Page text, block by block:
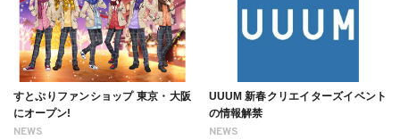
NEWS
すとぷりファンショップ 東京・大阪
にオープン!
NEWS
UUUM 新春クリエイターズイベント
の情報解禁